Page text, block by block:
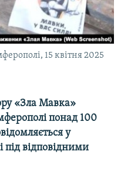
15 квітня 2025
«Зла Мавка»
понад 100
у
під відповідними